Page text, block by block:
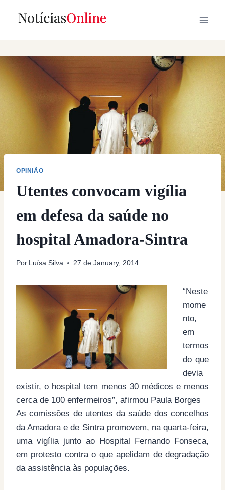
OPINIÃO
Utentes convocam vigília
em defesa da saúde no
hospital Amadora-Sintra
Por Luísa Silva 27 de January, 2014
“Neste
mome
nto,
em
termos
do que
devia
existir, o hospital tem menos 30 médicos e menos
cerca de 100 enfermeiros”, afirmou Paula Borges
As comissões de utentes da saúde dos concelhos
da Amadora e de Sintra promovem, na quarta-feira,
uma vigília junto ao Hospital Fernando Fonseca,
em protesto contra o que apelidam de degradação
da assistência às populações.